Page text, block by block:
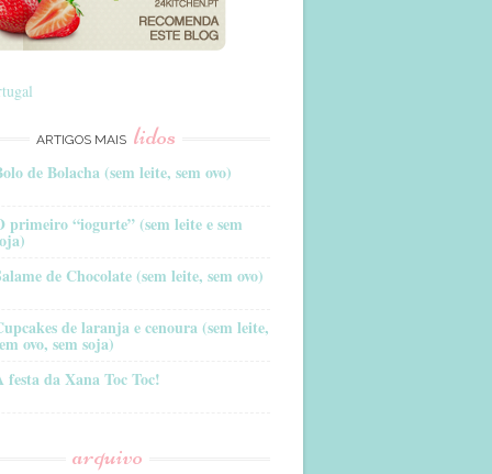
ARTIGOS MAIS lidos
de Bolacha (sem leite, sem ovo)
primeiro “iogurte” (sem leite e sem
de Chocolate (sem leite, sem ovo)
de laranja e cenoura (sem leite,
ovo, sem soja)
festa da Xana Toc Toc!
arquivo